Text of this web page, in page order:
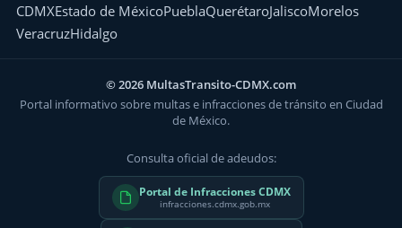
CDMXEstado de MéxicoPueblaQuerétaroJaliscoMorelos
VeracruzHidalgo
© 2026 MultasTransito-CDMX.com
Portal informativo sobre multas e infracciones de tránsito en Ciudad
de México.
Consulta oficial de adeudos:
Portal de Infracciones CDMX
infracciones.cdmx.gob.mx